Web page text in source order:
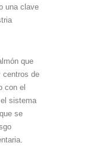
una clave
que
centros de
con el
sistema
se